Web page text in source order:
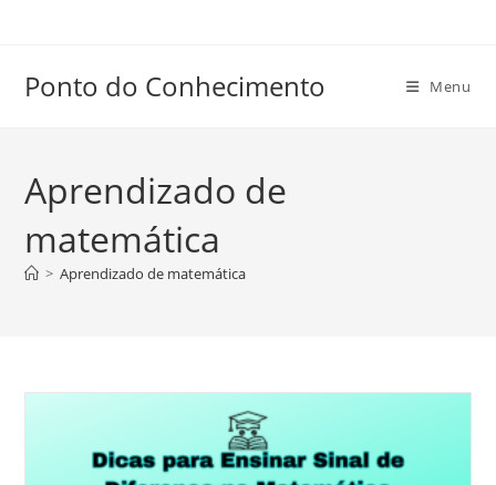
conteúdo
Ponto do Conhecimento Menu
Aprendizado de
matemática
> Aprendizado de matemática